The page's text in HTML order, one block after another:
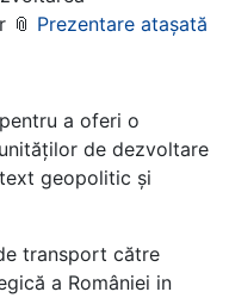
📎 Prezentare atașată
a oferi o
de dezvoltare
geopolitic și
transport către
a României in